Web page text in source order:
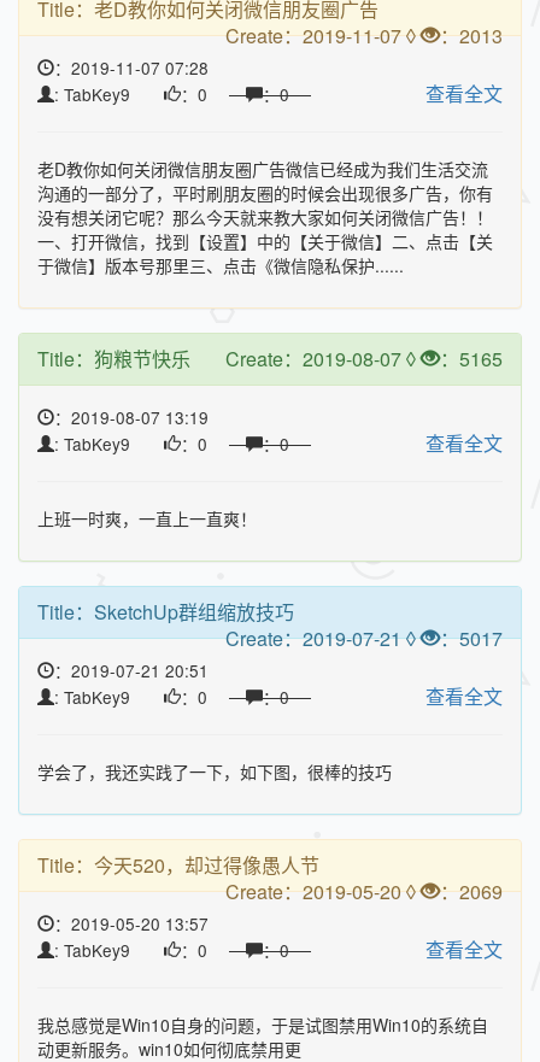
Title： 老D教你如何关闭微信朋友圈广告
Create：2019-11-07 ◊
：2013
：2019-11-07 07:28
: TabKey9
：0 ：0 查看全文
老D教你如何关闭微信朋友圈广告微信已经成为我们生活交流
沟通的一部分了，平时刷朋友圈的时候会出现很多广告，你有
没有想关闭它呢？那么今天就来教大家如何关闭微信广告！！
一、打开微信，找到【设置】中的【关于微信】二、点击【关
于微信】版本号那里三、点击《微信隐私保护......
Title： 狗粮节快乐 Create：2019-08-07 ◊ ：5165
：2019-08-07 13:19
: TabKey9
：0 ：0 查看全文
上班一时爽，一直上一直爽！
Title： SketchUp群组缩放技巧
Create：2019-07-21 ◊
：5017
：2019-07-21 20:51
: TabKey9
：0 ：0 查看全文
学会了，我还实践了一下，如下图，很棒的技巧
Title： 今天520，却过得像愚人节
Create：2019-05-20 ◊
：2069
：2019-05-20 13:57
: TabKey9
：0 ：0 查看全文
我总感觉是Win10自身的问题，于是试图禁用Win10的系统自
动更新服务。win10如何彻底禁用更